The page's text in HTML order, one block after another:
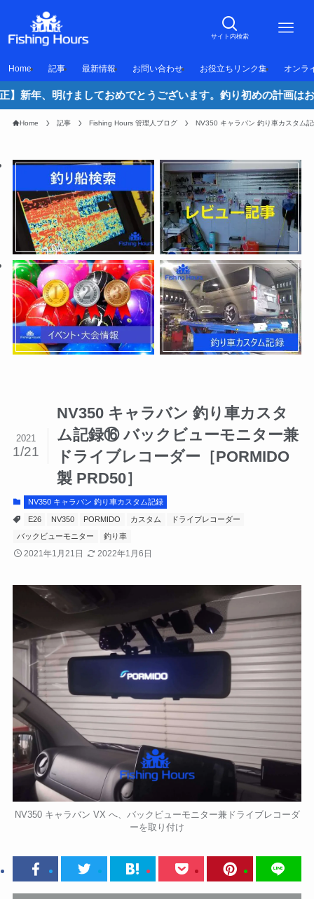
サイト内検索
Home 記事 最新情報 お問い合わせ お役立ちリンク集 オンラ
ておめでとうございます。釣り初めの計画はお済ですか！？や
Home 記事 Fishing Hours 管理人ブログ NV350 キャラバン 釣り車カスタム
NV350 キャラバン 釣り車カスタ
ム記録⑯ バックビューモニター兼
ドライブレコーダー［PORMIDO
製 PRD50］
2021
1/21
NV350 キャラバン 釣り車カスタム記録
E26 NV350 PORMIDO カスタム ドライブレコーダー
バックビューモニター 釣り車
2021年1月21日 2022年1月6日
NV350 キャラバン VX へ、バックビューモニター兼ドライブレコーダ
ーを取り付け